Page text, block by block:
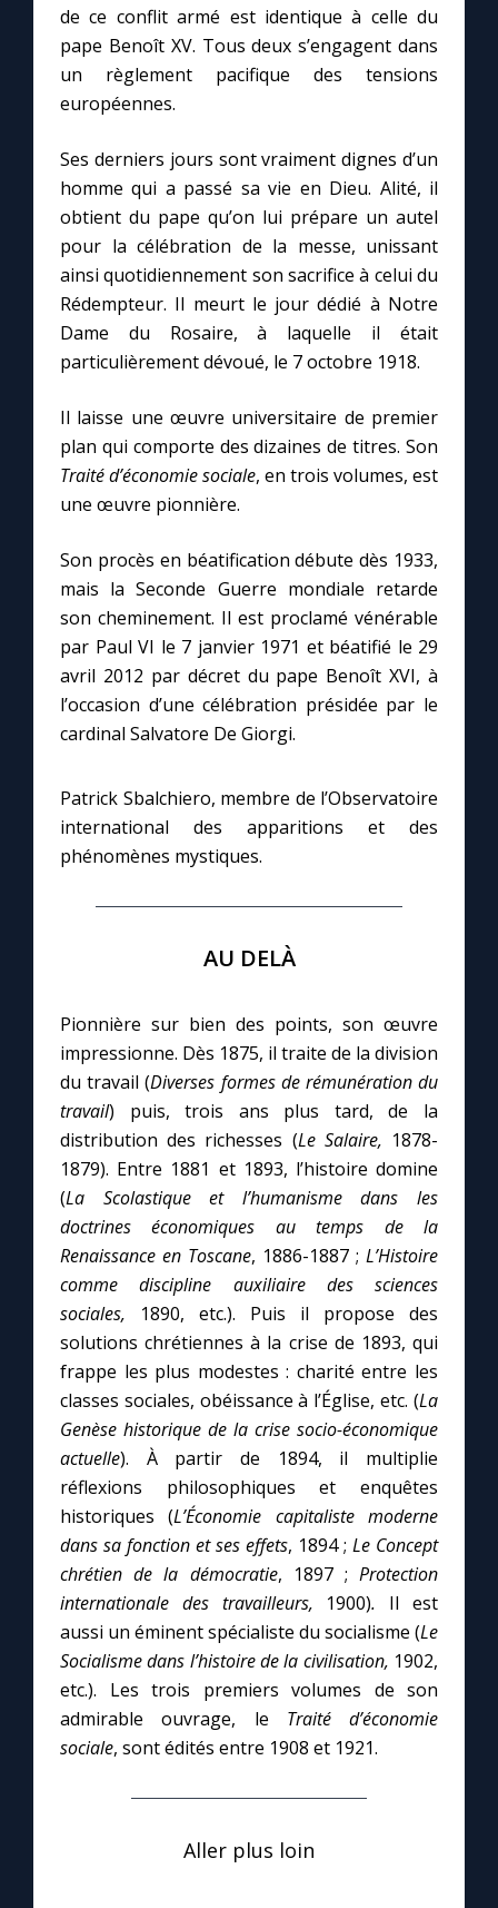
de ce conflit armé est identique à celle du
pape Benoît XV. Tous deux s’engagent dans
un règlement pacifique des tensions
européennes.
Ses derniers jours sont vraiment dignes d’un
homme qui a passé sa vie en Dieu. Alité, il
obtient du pape qu’on lui prépare un autel
pour la célébration de la messe, unissant
ainsi quotidiennement son sacrifice à celui du
Rédempteur. Il meurt le jour dédié à Notre
Dame du Rosaire, à laquelle il était
particulièrement dévoué, le 7 octobre 1918.
Il laisse une œuvre universitaire de premier
plan qui comporte des dizaines de titres. Son
Traité d’économie sociale, en trois volumes, est
une œuvre pionnière.
Son procès en béatification débute dès 1933,
mais la Seconde Guerre mondiale retarde
son cheminement. Il est proclamé vénérable
par Paul VI le 7 janvier 1971 et béatifié le 29
avril 2012 par décret du pape Benoît XVI, à
l’occasion d’une célébration présidée par le
cardinal Salvatore De Giorgi.
Patrick Sbalchiero, membre de l’Observatoire
international des apparitions et des
phénomènes mystiques.
AU DELÀ
Pionnière sur bien des points, son œuvre
impressionne. Dès 1875, il traite de la division
du travail (Diverses formes de rémunération du
travail) puis, trois ans plus tard, de la
distribution des richesses (Le Salaire, 1878-
1879). Entre 1881 et 1893, l’histoire domine
(La Scolastique et l’humanisme dans les
doctrines économiques au temps de la
Renaissance en Toscane, 1886-1887 ; L’Histoire
comme discipline auxiliaire des sciences
sociales, 1890, etc.). Puis il propose des
solutions chrétiennes à la crise de 1893, qui
frappe les plus modestes : charité entre les
classes sociales, obéissance à l’Église, etc. (La
Genèse historique de la crise socio-économique
actuelle). À partir de 1894, il multiplie
réflexions philosophiques et enquêtes
historiques (L’Économie capitaliste moderne
dans sa fonction et ses effets, 1894 ; Le Concept
chrétien de la démocratie, 1897 ; Protection
internationale des travailleurs, 1900). Il est
aussi un éminent spécialiste du socialisme (Le
Socialisme dans l’histoire de la civilisation, 1902,
etc.). Les trois premiers volumes de son
admirable ouvrage, le Traité d’économie
sociale, sont édités entre 1908 et 1921.
Aller plus loin